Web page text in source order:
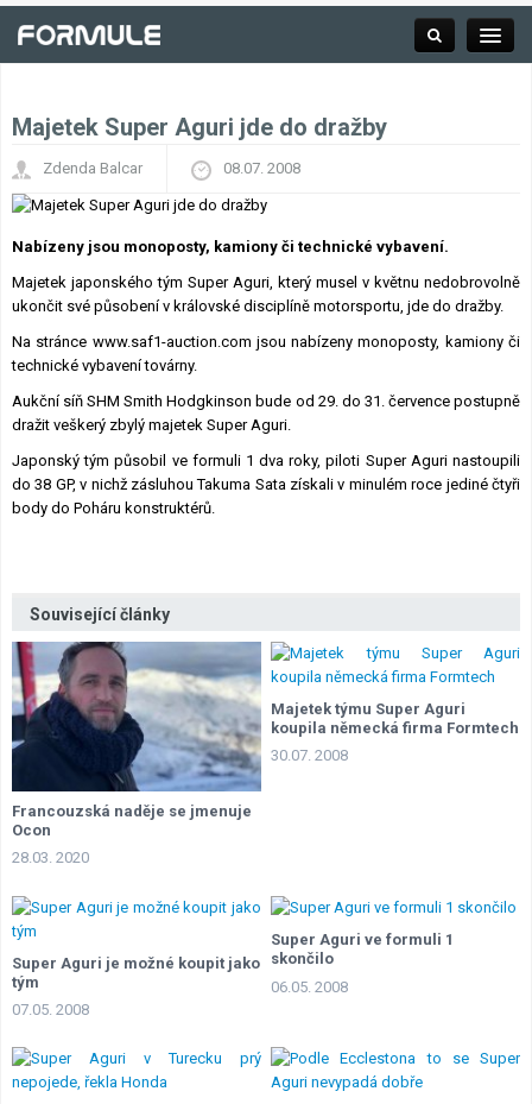
Kalendář F1
Okruhy F1
Majetek Super Aguri jde do dražby
Zdenda Balcar 08.07. 2008
Nabízeny jsou monoposty, kamiony či technické vybavení.
Majetek japonského tým Super Aguri, který musel v květnu nedobrovolně
ukončit své působení v královské disciplíně motorsportu, jde do dražby.
Na stránce www.saf1-auction.com jsou nabízeny monoposty, kamiony či
technické vybavení továrny.
Aukční síň SHM Smith Hodgkinson bude od 29. do 31. července postupně
dražit veškerý zbylý majetek Super Aguri.
Japonský tým působil ve formuli 1 dva roky, piloti Super Aguri nastoupili
do 38 GP, v nichž zásluhou Takuma Sata získali v minulém roce jediné čtyři
body do Poháru konstruktérů.
Související články
Francouzská naděje se jmenuje
Ocon
28.03. 2020
Majetek týmu Super Aguri
koupila německá firma Formtech
30.07. 2008
Super Aguri je možné koupit jako
tým
07.05. 2008
Super Aguri ve formuli 1
skončilo
06.05. 2008